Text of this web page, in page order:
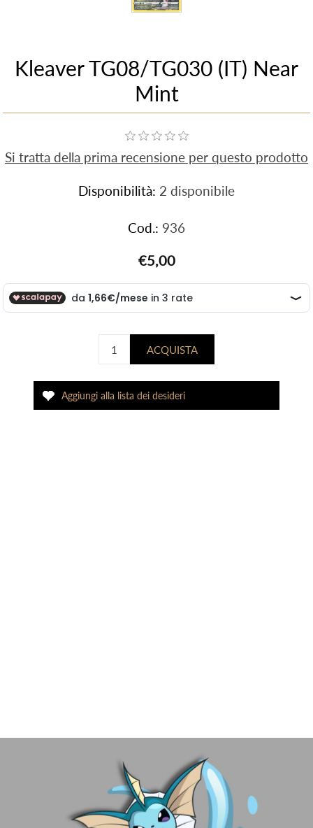
Kleaver TG08/TG030 (IT) Near
Mint
Si tratta della prima recensione per questo prodotto
Disponibilità: 2 disponibile
Cod.: 936
€5,00